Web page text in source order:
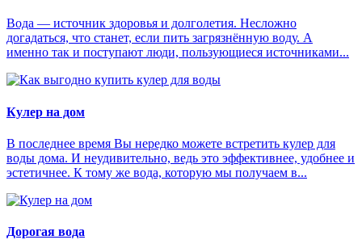
Вода — источник здоровья и долголетия. Несложно
догадаться, что станет, если пить загрязнённую воду. А
именно так и поступают люди, пользующиеся источниками...
Кулер на дом
В последнее время Вы нередко можете встретить кулер для
воды дома. И неудивительно, ведь это эффективнее, удобнее и
эстетичнее. К тому же вода, которую мы получаем в...
Дорогая вода